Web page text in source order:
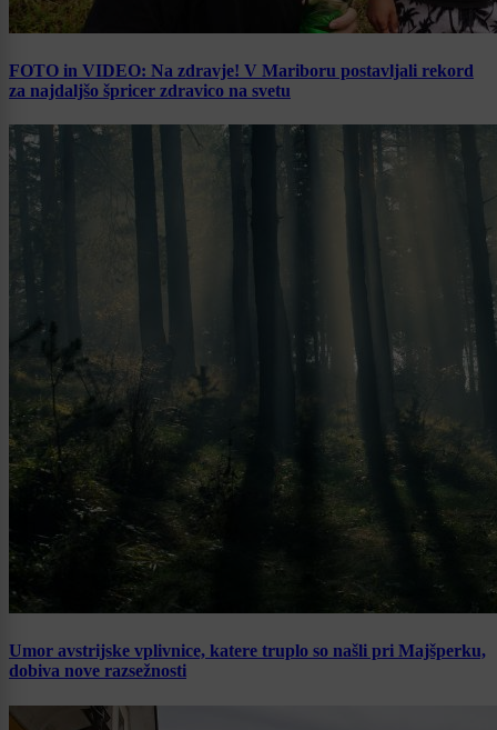
FOTO in VIDEO: Na zdravje! V Mariboru postavljali rekord
za najdaljšo špricer zdravico na svetu
Umor avstrijske vplivnice, katere truplo so našli pri Majšperku,
dobiva nove razsežnosti